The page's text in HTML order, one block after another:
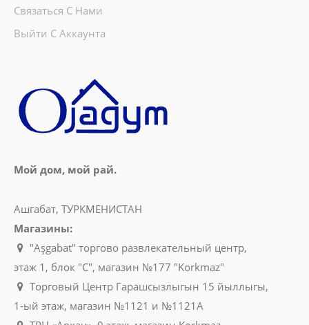
Связаться С Нами
Выйти С Аккаунта
Мой дом, мой рай.
Ашгабат, ТУРКМЕНИСТАН
Магазины:
"Aşgabat" торгово развлекательный центр,
этаж 1, блок "C", магазин №177 "Korkmaz"
Торговый Центр Гарашсызлыгын 15 йыллыгы,
1-ый этаж, магазин №1121 и №1121A